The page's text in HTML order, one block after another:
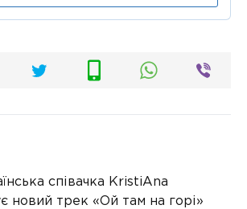
співачка KristiAna
новий трек «Ой там на горі»